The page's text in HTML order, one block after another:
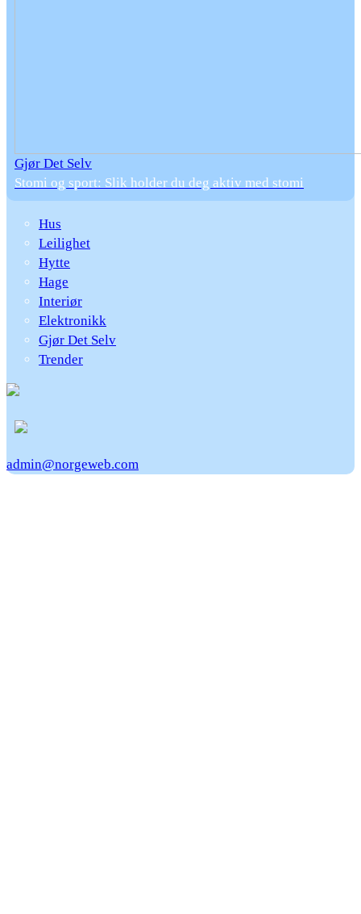
Gjør Det Selv
Stomi og sport: Slik holder du deg aktiv med stomi
Hus
Leilighet
Hytte
Hage
Interiør
Elektronikk
Gjør Det Selv
Trender
admin@norgeweb.com